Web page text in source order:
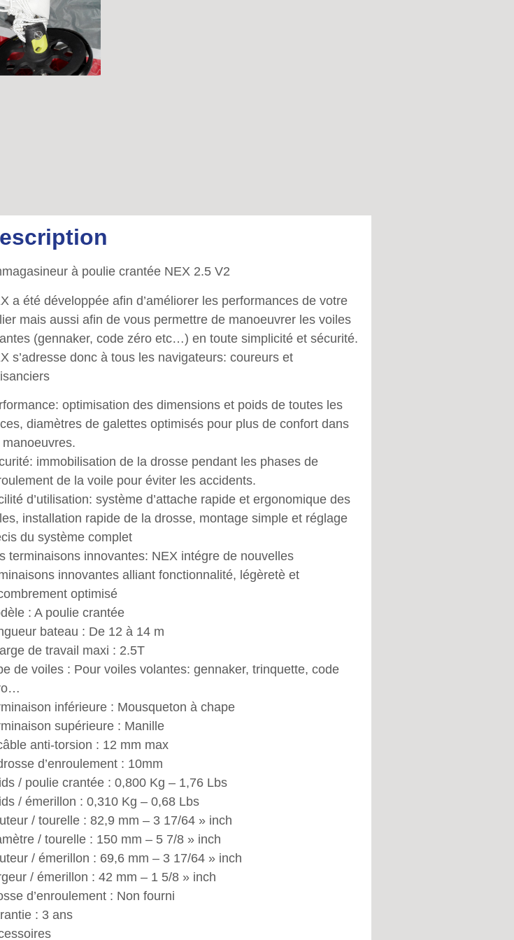
à poulie crantée NEX 2.5 V2
a été développée afin d’améliorer les performances de votre
mais aussi afin de vous permettre de manoeuvrer les voiles
(gennaker, code zéro etc…) en toute simplicité et sécurité.
s’adresse donc à tous les navigateurs: coureurs et
optimisation des dimensions et poids de toutes les
diamètres de galettes optimisés pour plus de confort dans
manoeuvres.
immobilisation de la drosse pendant les phases de
de la voile pour éviter les accidents.
d’utilisation: système d’attache rapide et ergonomique des
installation rapide de la drosse, montage simple et réglage
du système complet
terminaisons innovantes: NEX intégre de nouvelles
innovantes alliant fonctionnalité, légèretè et
optimisé
: A poulie crantée
bateau : De 12 à 14 m
de travail maxi : 2.5T
de voiles : Pour voiles volantes: gennaker, trinquette, code
inférieure : Mousqueton à chape
supérieure : Manille
anti-torsion : 12 mm max
d’enroulement : 10mm
/ poulie crantée : 0,800 Kg – 1,76 Lbs
/ émerillon : 0,310 Kg – 0,68 Lbs
/ tourelle : 82,9 mm – 3 17/64 » inch
/ tourelle : 150 mm – 5 7/8 » inch
/ émerillon : 69,6 mm – 3 17/64 » inch
/ émerillon : 42 mm – 1 5/8 » inch
d’enroulement : Non fourni
: 3 ans